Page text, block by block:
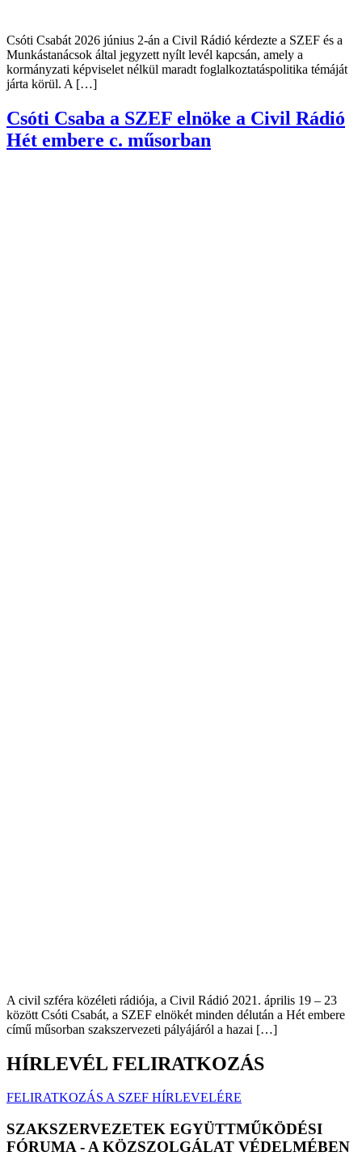
Csóti Csabát 2026 június 2-án a Civil Rádió kérdezte a SZEF és a
Munkástanácsok által jegyzett nyílt levél kapcsán, amely a
kormányzati képviselet nélkül maradt foglalkoztatáspolitika témáját
járta körül. A […]
Csóti Csaba a SZEF elnöke a Civil Rádió
Hét embere c. műsorban
A civil szféra közéleti rádiója, a Civil Rádió 2021. április 19 – 23
között Csóti Csabát, a SZEF elnökét minden délután a Hét embere
című műsorban szakszervezeti pályájáról a hazai […]
HÍRLEVÉL FELIRATKOZÁS
FELIRATKOZÁS A SZEF HÍRLEVELÉRE
SZAKSZERVEZETEK EGYÜTTMŰKÖDÉSI
FÓRUMA - A KÖZSZOLGÁLAT VÉDELMÉBEN